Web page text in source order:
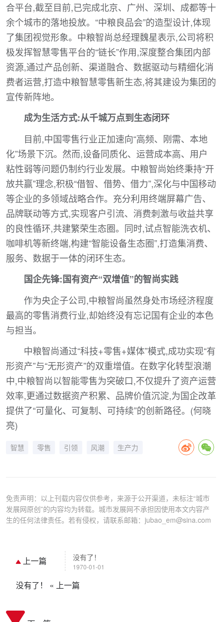
合平台,截至目前,已完成北京、广州、深圳、成都等十
余个城市的落地投放。“中粮良品会”的造型设计,体现
了集团视觉形象。中粮智尚总经理魏星表示,公司将积
极发挥智慧零售平台的“链长”作用,深度整合集团内部
资源,通过产品创新、渠道融合、数据驱动与精细化消
费者运营,打造中粮智慧零售新生态,将其建设为集团的
宣传新阵地。
成为生活方式:从千城万点到生态闭环
目前,中国零售行业正加速向“高频、刚需、本地
化”场景下沉。然而,设备同质化、运营成本高、用户
粘性弱等问题仍制约行业发展。中粮智尚始终秉持“开
放共赢”理念,积极“借智、借势、借力”,深化与中国移动
等企业的多领域战略合作。充分利用终端屏幕广告、
品牌联动等方式,实现客户引流、消费刺激与收益共享
的良性循环,共建繁荣生态圈。同时,试点智能洗衣机、
咖啡机等新终端,构建“智能设备生态圈”,打造集消费、
服务、数据于一体的闭环生态。
国企先锋:国有资产“双增值”的智尚实践
作为央企子公司,中粮智尚虽然身处市场经济程度
最高的零售消费行业,却始终没有忘记国有企业的本色
与担当。
中粮智尚通过“科技+零售+媒体”模式,成功实现“有
形资产”与“无形资产”的双重增值。在数字化转型浪潮
中,中粮智尚以智能零售为突破口,不仅提升了资产运营
效率,更通过数据资产积累、品牌价值沉淀,为国企改革
提供了“可量化、可复制、可持续”的创新路径。(何晓
亮)
智慧 零售 引领 风潮 生产力
免责声明：以上刊载内容仅供参考，来源于公开渠道，未标注“城市
发展网原创”的内容均为转载。城市发展网不承担因使用本文内容产
生的任何法律责任。若有侵权，请联系邮箱：jubao_em@sina.com
上一篇 没有了！
1970-01-01
没有了！ « 上一篇